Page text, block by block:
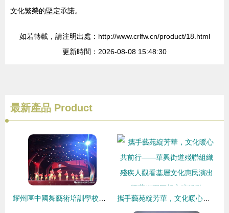
文化繁榮的堅定承諾。
如若轉載，請注明出處：http://www.crlfw.cn/product/18.html
更新時間：2026-08-08 15:48:30
最新產品 Product